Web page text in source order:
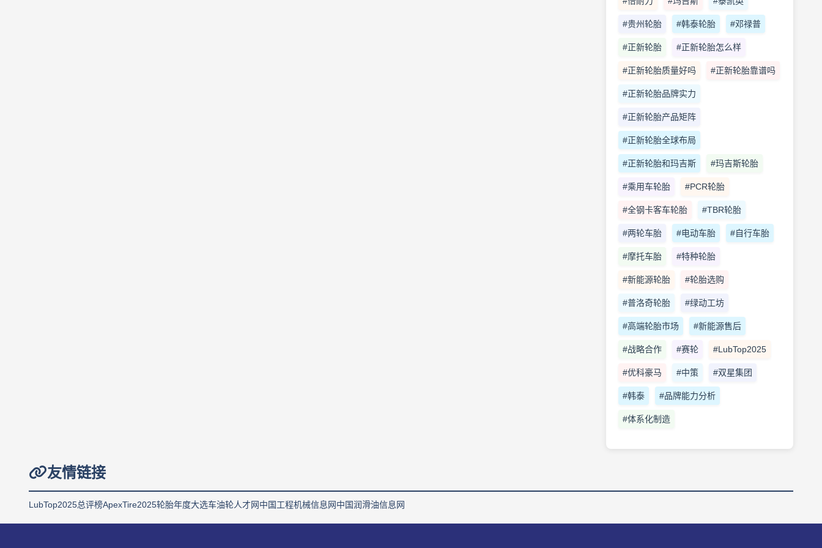
#贵州轮胎 #韩泰轮胎 #邓禄普
#正新轮胎 #正新轮胎怎么样
#正新轮胎质量好吗 #正新轮胎靠谱吗
#正新轮胎品牌实力
#正新轮胎产品矩阵
#正新轮胎全球布局
#正新轮胎和玛吉斯 #玛吉斯轮胎
#乘用车轮胎 #PCR轮胎
#全钢卡客车轮胎 #TBR轮胎
#两轮车胎 #电动车胎 #自行车胎
#摩托车胎 #特种轮胎
#新能源轮胎 #轮胎选购
#普洛奇轮胎 #绿动工坊
#高端轮胎市场 #新能源售后
#战略合作 #赛轮 #LubTop2025
#优科豪马 #中策 #双星集团
#韩泰 #品牌能力分析
#体系化制造
友情链接
LubTop2025总评榜ApexTire2025轮胎年度大选车油轮人才网中国工程机械信息网中国润滑油信息网